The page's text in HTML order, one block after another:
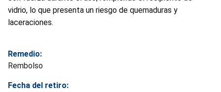
vidrio, lo que presenta un riesgo de quemaduras y
laceraciones.
Remedio:
Rembolso
Fecha del retiro: